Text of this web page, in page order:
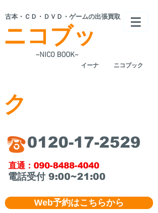
~NICO BOOK~
ニコブッ
ク
​古本・ＣＤ・ＤＶＤ・ゲームの出張買取
​イーナ
​0120-17-2529
ニコブック
​直通：090-8488-4040
​電話受付 9:00~21:00
Web予約はこちらから